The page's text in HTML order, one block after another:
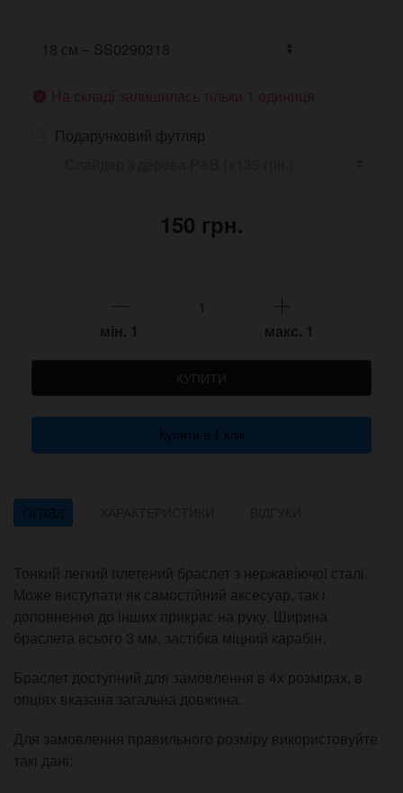
На складі залишилась тільки 1 одиниця
Подарунковий футляр
150 грн.
мін. 1 макс. 1
КУПИТИ
Купити в 1 клік
ОГЛЯД
Тонкий легкий плетений браслет з нержавіючої сталі.
Може виступати як самостійний аксесуар, так і
доповнення до інших прикрас на руку. Ширина
браслета всього 3 мм, застібка міцний карабін.
Браслет доступний для замовлення в 4х розмірах, в
опціях вказана загальна довжина.
Для замовлення правильного розміру використовуйте
такі дані: